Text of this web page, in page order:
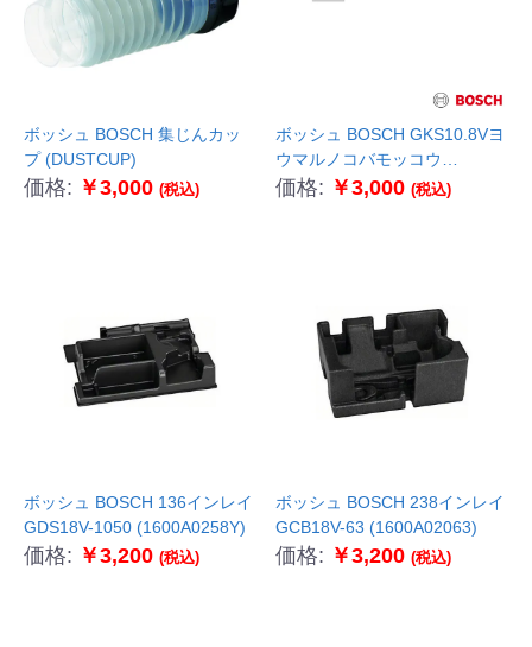
ボッシュ BOSCH 集じんカッ
プ (DUSTCUP)
価格: ￥3,000 (税込)
ボッシュ BOSCH GKS10.8Vヨ
ウマルノコバモッコウ
(1619P11768)
価格: ￥3,000 (税込)
ボッシュ BOSCH 136インレイ
GDS18V-1050 (1600A0258Y)
価格: ￥3,200 (税込)
ボッシュ BOSCH 238インレイ
GCB18V-63 (1600A02063)
価格: ￥3,200 (税込)